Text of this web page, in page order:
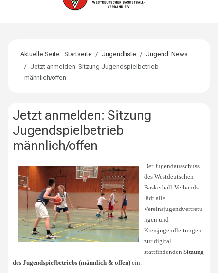
Aktuelle Seite:Startseite Jugendliste
Jugend-News
Jetzt anmelden: Sitzung Jugendspielbetrieb
männlich/offen
Jetzt anmelden: Sitzung
Jugendspielbetrieb
männlich/offen
Der Jugendausschuss
des Westdeutschen
Basketball-Verbands
lädt alle
Vereinsjugendvertretu
ngen und
Kreisjugendleitungen
zur digital
stattfindendenSitzung
des Jugendspielbetriebs (männlich & offen) ein.